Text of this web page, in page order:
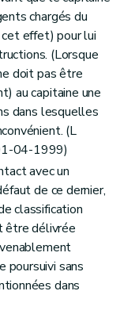
chargés du
effet) pour lui
(Lorsque
doit pas être
au capitaine une
dans lesquelles
(L
04-1999)
avec un
de ce dernier,
classification
être délivrée
poursuivi sans
dans